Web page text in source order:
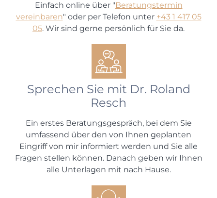
Einfach online über "Beratungstermin
vereinbaren" oder per Telefon unter +43 1 417 05
05. Wir sind gerne persönlich für Sie da.
Sprechen Sie mit Dr. Roland
Resch
Ein erstes Beratungsgespräch, bei dem Sie
umfassend über den von Ihnen geplanten
Eingriff von mir informiert werden und Sie alle
Fragen stellen können. Danach geben wir Ihnen
alle Unterlagen mit nach Hause.